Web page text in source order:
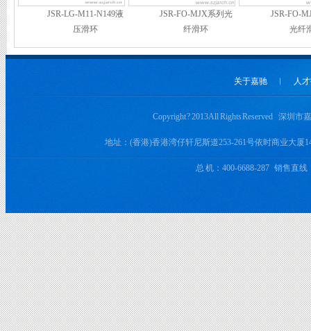
JSR-LG-M11-N149液
压滑环
JSR-FO-MJX系列光
纤滑环
JSR-FO-
光纤
关于嘉驰 ︱ 人
Copyright ? 2013 All Rights Reserved 深圳
地址：(香港)香港湾仔轩尼斯道253-261号依时商业大
总 机：400-6688-287 销售直线